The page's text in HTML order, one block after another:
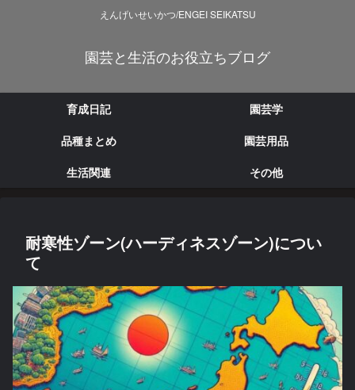
えんげいせいかつ/ENGEI SEIKATSU
園芸と生活のお役立ちブログ
育成日記
園芸学
品種まとめ
園芸用品
生活関連
その他
耐寒性ゾーン(ハーディネスゾーン)につい
て